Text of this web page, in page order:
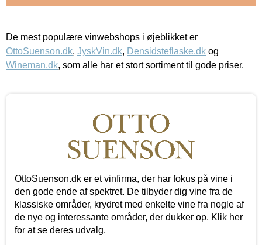
De mest populære vinwebshops i øjeblikket er
OttoSuenson.dk, JyskVin.dk, Densidsteflaske.dk og
Wineman.dk, som alle har et stort sortiment til gode priser.
OttoSuenson.dk er et vinfirma, der har fokus på vine i
den gode ende af spektret. De tilbyder dig vine fra de
klassiske områder, krydret med enkelte vine fra nogle af
de nye og interessante områder, der dukker op. Klik her
for at se deres udvalg.